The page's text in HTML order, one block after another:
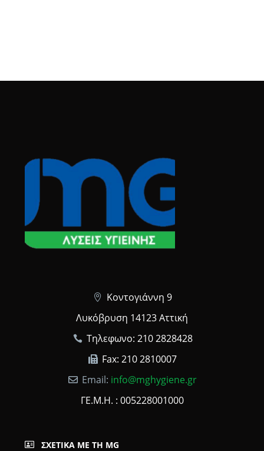
Κοντογιάννη 9
Λυκόβρυση 14123 Αττική
Τηλεφωνο: 210 2828428
Fax: 210 2810007
Email: info@mghygiene.gr
ΓΕ.Μ.Η. : 005228001000
ΣΧΕΤΙΚΆ ΜΕ ΤΗ MG